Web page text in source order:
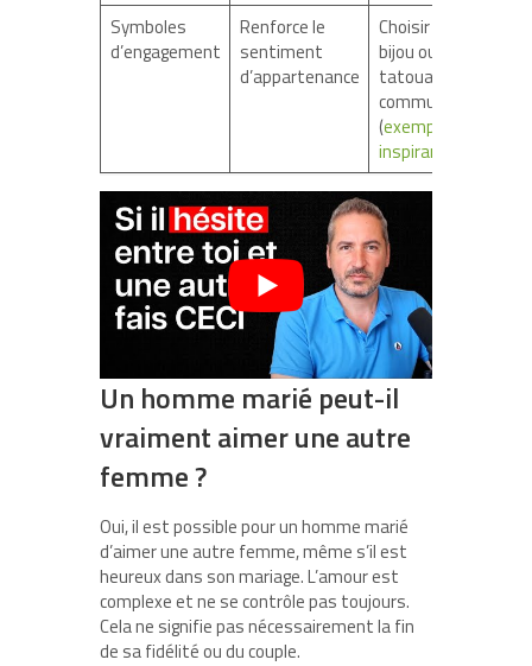
Symboles
d’engagement
Renforce le
sentiment
d’appartenance
Choisir un
bijou ou un
tatouage
commun
(exemples
inspirants
Un homme marié peut-il
vraiment aimer une autre
femme ?
Oui, il est possible pour un homme marié
d’aimer une autre femme, même s’il est
heureux dans son mariage. L’amour est
complexe et ne se contrôle pas toujours.
Cela ne signifie pas nécessairement la fin
de sa fidélité ou du couple.